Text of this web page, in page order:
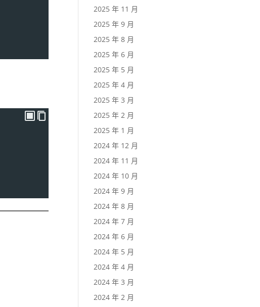
2025 年 11 月
2025 年 9 月
2025 年 8 月
2025 年 6 月
2025 年 5 月
2025 年 4 月
2025 年 3 月
2025 年 2 月
2025 年 1 月
2024 年 12 月
2024 年 11 月
2024 年 10 月
2024 年 9 月
2024 年 8 月
2024 年 7 月
2024 年 6 月
2024 年 5 月
2024 年 4 月
2024 年 3 月
2024 年 2 月